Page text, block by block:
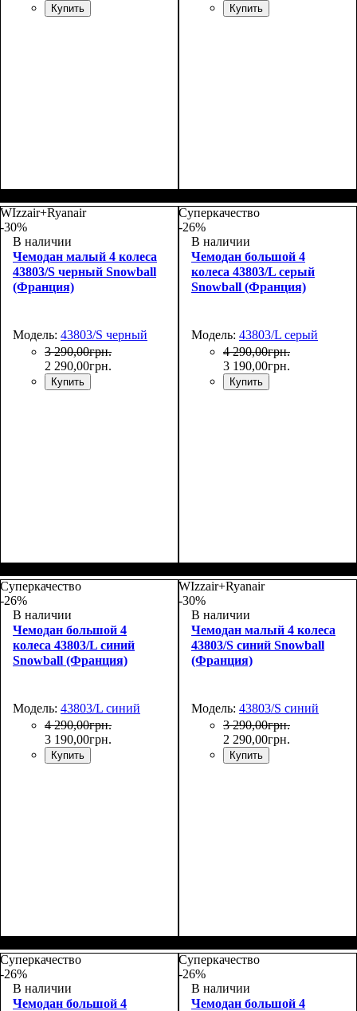
Купить
77х54х31
Купить
67х46х26+5
WIzzair+Ryanair
-30%
В наличии
Чемодан малый 4 колеса
43803/S черный Snowball
(Франция)
Модель: 43803/S черный
3 290,00грн.
2 290,00грн.
Купить
55х35х20
Суперкачество
-26%
В наличии
Чемодан большой 4
колеса 43803/L серый
Snowball (Франция)
Модель: 43803/L серый
4 290,00грн.
3 190,00грн.
Купить
77х54х31
Суперкачество
-26%
В наличии
Чемодан большой 4
колеса 43803/L синий
Snowball (Франция)
Модель: 43803/L синий
4 290,00грн.
3 190,00грн.
Купить
77х54х31
WIzzair+Ryanair
-30%
В наличии
Чемодан малый 4 колеса
43803/S синий Snowball
(Франция)
Модель: 43803/S синий
3 290,00грн.
2 290,00грн.
Купить
55х35х20
Суперкачество
-26%
В наличии
Чемодан большой 4
Суперкачество
-26%
В наличии
Чемодан большой 4